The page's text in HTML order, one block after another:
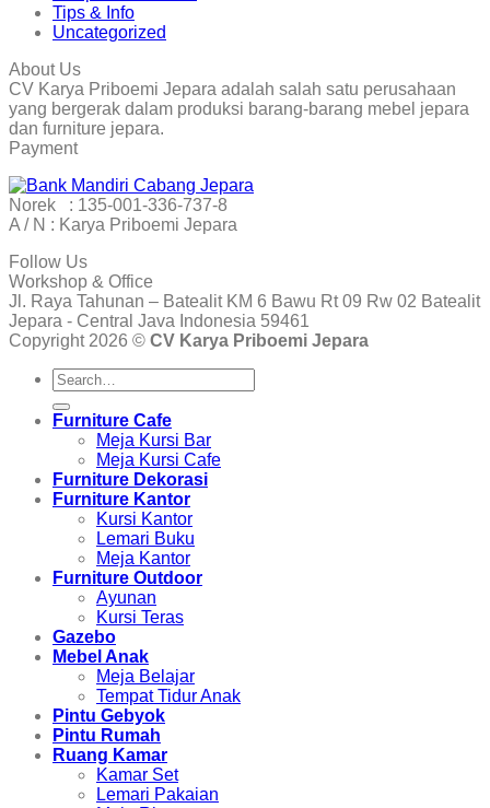
Tips & Info
Uncategorized
About Us
CV Karya Priboemi Jepara adalah salah satu perusahaan
yang bergerak dalam produksi barang-barang mebel jepara
dan furniture jepara.
Payment
Norek : 135-001-336-737-8
A / N : Karya Priboemi Jepara
Follow Us
Workshop & Office
Jl. Raya Tahunan – Batealit KM 6 Bawu Rt 09 Rw 02 Batealit
Jepara - Central Java Indonesia 59461
Copyright 2026 © CV Karya Priboemi Jepara
Search
for:
Furniture Cafe
Meja Kursi Bar
Meja Kursi Cafe
Furniture Dekorasi
Furniture Kantor
Kursi Kantor
Lemari Buku
Meja Kantor
Furniture Outdoor
Ayunan
Kursi Teras
Gazebo
Mebel Anak
Meja Belajar
Tempat Tidur Anak
Pintu Gebyok
Pintu Rumah
Ruang Kamar
Kamar Set
Lemari Pakaian